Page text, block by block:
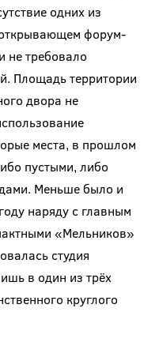
одних из
форум-
не требовало
Площадь территории
двора не
места, в прошлом
пустыми, либо
Меньше было и
наряду с главным
«Мельников»
студия
в один из трёх
круглого